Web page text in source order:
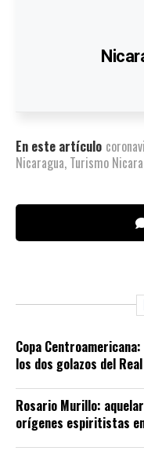
En este artículo
Nicaragua, Turismo
Copa
los dos golazos del
Rosario Murillo:
orígenes espiritistas